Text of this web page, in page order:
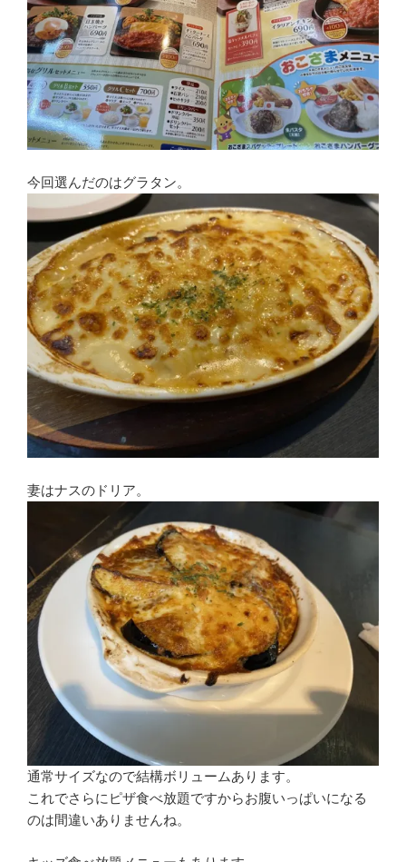
今回選んだのはグラタン。
妻はナスのドリア。
通常サイズなので結構ボリュームあります。
これでさらにピザ食べ放題ですからお腹いっぱいになる
のは間違いありませんね。